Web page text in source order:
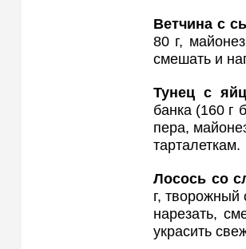
Ветчина с
80 г,
смешать и
Тунец с
банка (160 г
пера,
тарталеткам.
Лосось со
г, творожный
нарезать,
украсить